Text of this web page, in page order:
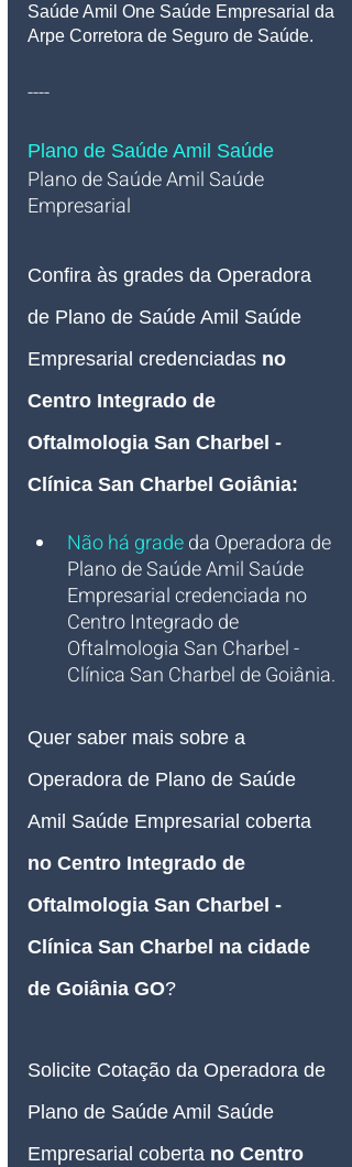
Saúde Amil One Saúde Empresarial da
Arpe Corretora de Seguro de Saúde.
----
Plano de Saúde Amil Saúde
Plano de Saúde Amil Saúde
Empresarial
Confira às grades da Operadora
de Plano de Saúde Amil Saúde
Empresarial credenciadas no
Centro Integrado de
Oftalmologia San Charbel -
Clínica San Charbel Goiânia:
Não há grade da Operadora de
Plano de Saúde Amil Saúde
Empresarial credenciada no
Centro Integrado de
Oftalmologia San Charbel -
Clínica San Charbel de Goiânia.
Quer saber mais sobre a
Operadora de Plano de Saúde
Amil Saúde Empresarial coberta
no Centro Integrado de
Oftalmologia San Charbel -
Clínica San Charbel na cidade
de Goiânia GO?
Solicite Cotação da Operadora de
Plano de Saúde Amil Saúde
Empresarial coberta no Centro